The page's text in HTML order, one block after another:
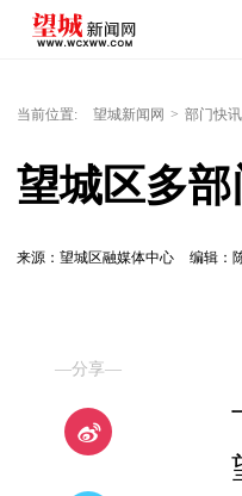
当前位置: 望城新闻网 > 部门快讯
望城区多
来源：望城区融媒体中心 编辑：
—分享—